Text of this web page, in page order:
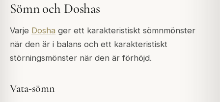
Sömn och Doshas
Varje Dosha ger ett karakteristiskt sömnmönster
när den är i balans och ett karakteristiskt
störningsmönster när den är förhöjd.
Vata-sömn